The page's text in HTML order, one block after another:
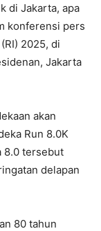
di Jakarta, apa
konferensi pers
2025, di
Jakarta
akan
Run 8.0K
8.0 tersebut
delapan
80 tahun